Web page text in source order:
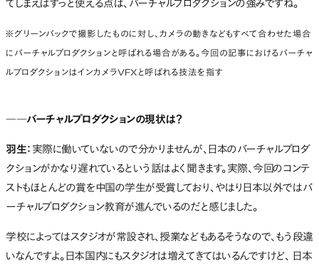
てしまえばずっと使える点は、バーチャルプロダクションの強みですね。
※グリーンバックで撮影したものに対し、カメラの動きなどもすべて合わせた場合
にバーチャルプロダクションと呼ばれる場合がある。今回の記事におけるバーチャ
ルプロダクションはインカメラVFXと呼ばれる技法を指す
――バーチャルプロダクションの現状は？
羽生： 実際に働いていないので分かりませんが、日本のバーチャルプロダ
クションがかなり遅れているという話はよく聞きます。実際、今回のコンテ
ストもほとんどの賞を中国の学生が受賞しており、やはり日本以外ではバ
ーチャルプロダクション教育が進んでいるのだと感じました。
学校によってはスタジオが常設され、授業などもあるそうなので、もう段違
いなんですよ。日本国内にもスタジオは増えてきてはいるんですけど、 日本